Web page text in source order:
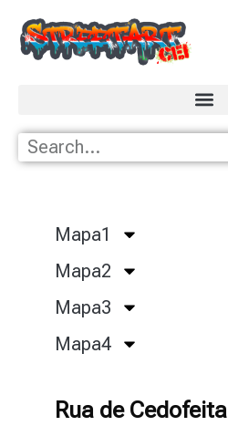
Mapa1
Mapa2
Mapa3
Mapa4
Rua de Cedofeita